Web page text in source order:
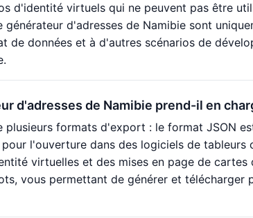
d'identité virtuels qui ne peuvent pas être
d'adresses de Namibie sont
données et à d'autres scénarios de
d'adresses de Namibie prend-il en
plusieurs formats d'export : le format JSON
l'ouverture dans des logiciels de tableurs
virtuelles et des mises en page de cartes
vous permettant de générer et télécharger